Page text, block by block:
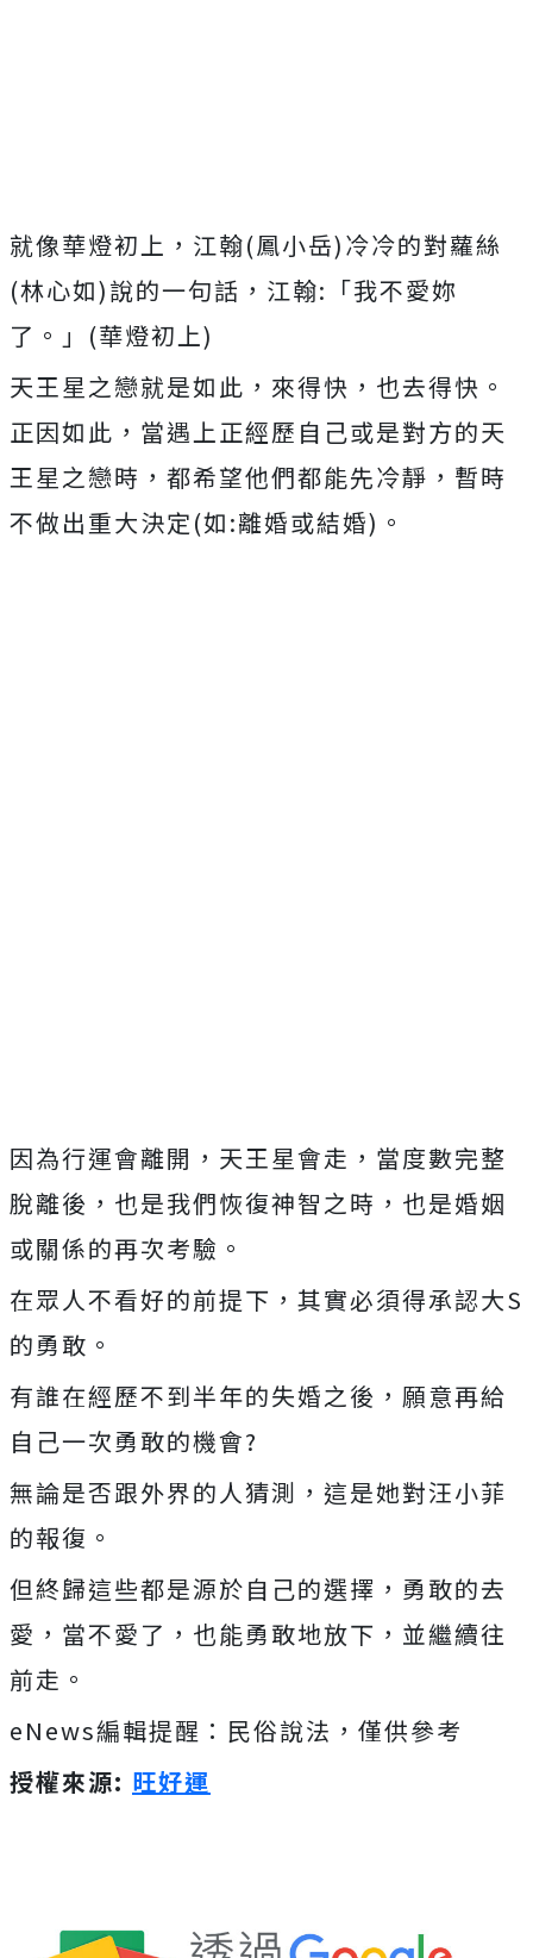
就像華燈初上，江翰(鳳小岳)冷冷的對蘿絲
(林心如)說的一句話，江翰:「我不愛妳
了。」(華燈初上)
天王星之戀就是如此，來得快，也去得快。
正因如此，當遇上正經歷自己或是對方的天
王星之戀時，都希望他們都能先冷靜，暫時
不做出重大決定(如:離婚或結婚)。
因為行運會離開，天王星會走，當度數完整
脫離後，也是我們恢復神智之時，也是婚姻
或關係的再次考驗。
在眾人不看好的前提下，其實必須得承認大S
的勇敢。
有誰在經歷不到半年的失婚之後，願意再給
自己一次勇敢的機會?
無論是否跟外界的人猜測，這是她對汪小菲
的報復。
但終歸這些都是源於自己的選擇，勇敢的去
愛，當不愛了，也能勇敢地放下，並繼續往
前走。
eNews編輯提醒：民俗說法，僅供參考
授權來源: 旺好運